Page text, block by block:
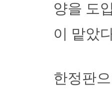
양을 도
이 맡았
한정판